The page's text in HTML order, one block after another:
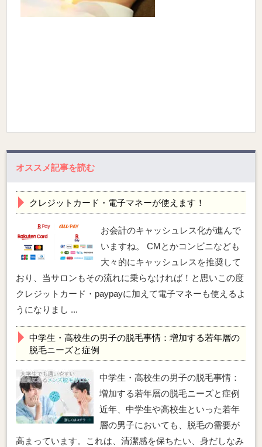
オススメ記事を読む
クレジットカード・電子マネーが使えます！
お会計のキャッシュレス化が進んで
いますね。 CMとかコンビニなども
大々的にキャッシュレスを推奨して
おり、当サロンもその流れに乗らなければ！と思いこの度
クレジットカード・paypayに加えて電子マネーも使えるよ
うになりまし ...
中学生・高校生の男子の脱毛事情：増加する若年層の
脱毛ニーズと症例
中学生・高校生の男子の脱毛事情：
増加する若年層の脱毛ニーズと症例
近年、中学生や高校生といった若年
層の男子においても、脱毛の需要が
高まっています。これは、清潔感を保ちたい、身だしなみ